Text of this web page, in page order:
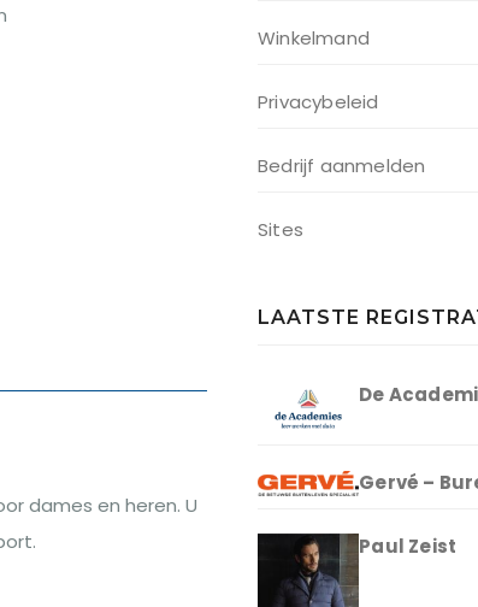
dames en heren. U
Winkelmand
Privacybeleid
Bedrijf aanmelden
Sites
LAATSTE
De
Gervé –
Paul Zeist